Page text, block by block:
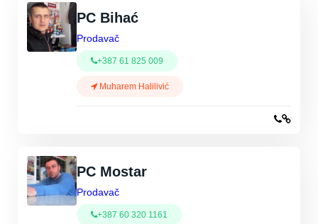
PC Bihać
Prodavač
+387 61 825 009
Muharem Halilivić
PC Mostar
Prodavač
+387 60 320 1161